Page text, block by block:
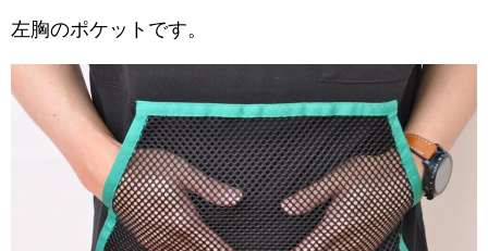
左胸のポケットです。